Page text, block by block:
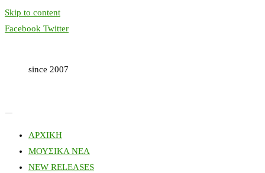
Skip to content
Facebook Twitter
since 2007
ΑΡΧΙΚΗ
ΜΟΥΣΙΚΑ ΝΕΑ
NEW RELEASES